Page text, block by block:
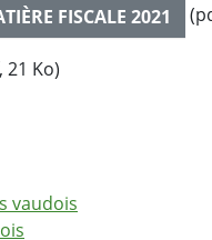
FISCALE 2021
21 Ko)
vaudois